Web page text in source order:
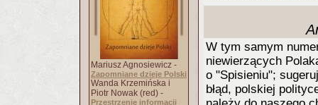
Mariusz Agnosiewicz -
Zapomniane dzieje Polski
Wanda Krzemińska i
Piotr Nowak (red) -
Przestrzenie informacji
W tym samym
niewierzących
o "Spisieniu";
błąd, polskiej